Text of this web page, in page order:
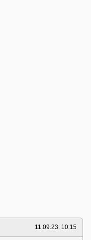
11.09.23. 10:15